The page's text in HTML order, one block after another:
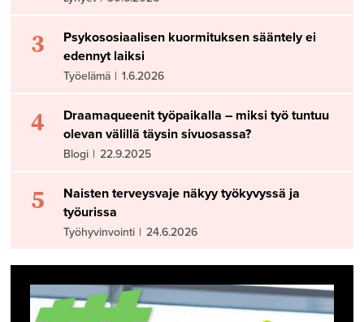
3
Psykososiaalisen kuormituksen sääntely ei
edennyt laiksi
Työelämä | 1.6.2026
4
Draamaqueenit työpaikalla – miksi työ tuntuu
olevan välillä täysin sivuosassa?
Blogi | 22.9.2025
5
Naisten terveysvaje näkyy työkyvyssä ja
työurissa
Työhyvinvointi | 24.6.2026